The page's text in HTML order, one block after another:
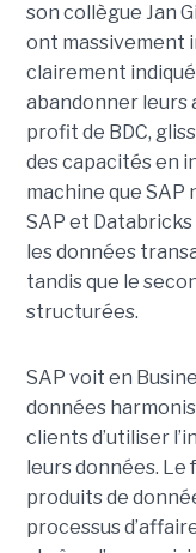
son collègue Jan
ont massivement
clairement indiqué
abandonner leurs
profit de BDC,
des capacités en
machine que SAP
SAP et
les données
tandis que le
structurées.
SAP voit en
données
clients d’utiliser
leurs données.
produits de
processus